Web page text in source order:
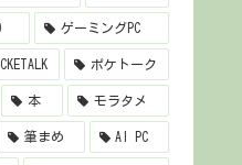
ゲーミングPC
ポケトーク
本 モラタメ
筆まめ AI PC